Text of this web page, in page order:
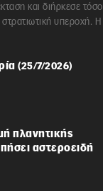
και διήρκεσε τόσο
υπεροχή. Η
(25/7/2026)
πλανητικής
αστεροειδή